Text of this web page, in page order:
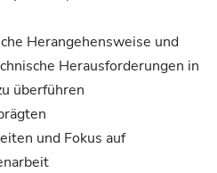
Herangehensweise und
Herausforderungen in
überführen
und Fokus auf